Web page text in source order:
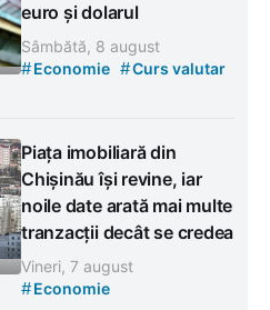
euro și dolarul
Sâmbătă, 8 august
#Economie #Curs valutar
Piața imobiliară din
Chișinău își revine, iar
noile date arată mai multe
tranzacții decât se credea
Vineri, 7 august
#Economie